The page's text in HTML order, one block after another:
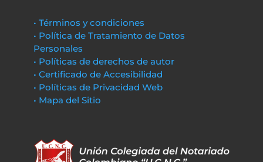
• Términos y condiciones
• Política de Tratamiento de Datos
Personales
• Políticas de derechos de autor
• Certificado de Accesibilidad
• Políticas de Privacidad Web
• Mapa del Sitio